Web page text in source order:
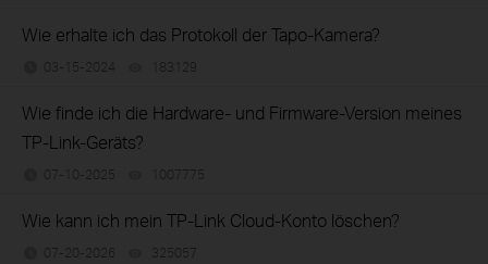
Wie erhalte ich das Protokoll der Tapo-Kamera?
03-15-2024 183129
Wie finde ich die Hardware- und Firmware-Version meines
TP-Link-Geräts?
07-10-2025 1007775
Wie kann ich mein TP-Link Cloud-Konto löschen?
07-20-2026 325057